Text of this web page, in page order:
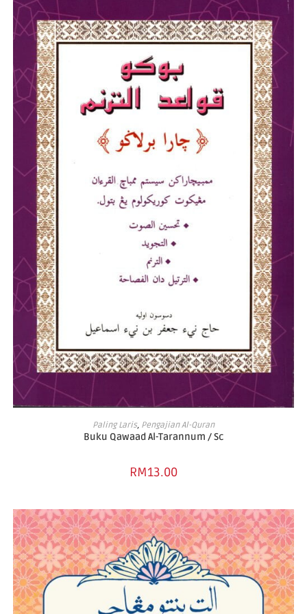
ADD TO CART
Paling Laris, Pengajian Al-Quran
Buku Qawaad Al-Tarannum / Sc
RM13.00